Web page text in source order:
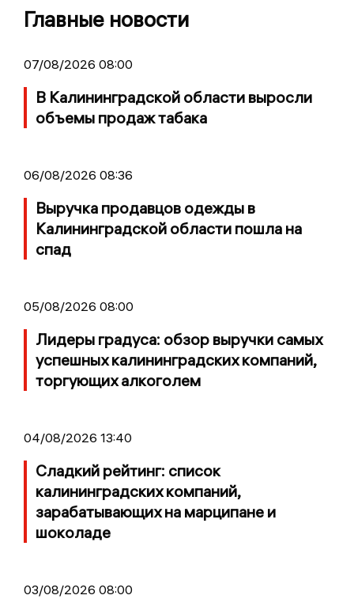
Главные новости
07/08/2026 08:00
В Калининградской области выросли
объемы продаж табака
06/08/2026 08:36
Выручка продавцов одежды в
Калининградской области пошла на
спад
05/08/2026 08:00
Лидеры градуса: обзор выручки самых
успешных калининградских компаний,
торгующих алкоголем
04/08/2026 13:40
Сладкий рейтинг: список
калининградских компаний,
зарабатывающих на марципане и
шоколаде
03/08/2026 08:00